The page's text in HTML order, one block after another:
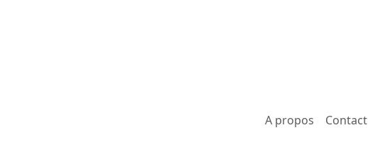
A propos Contact